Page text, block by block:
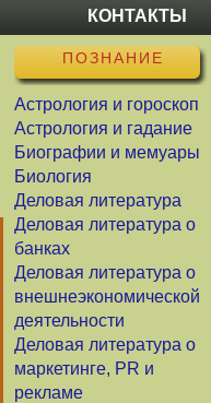
КОНТАКТЫ
ПОЗНАНИЕ
Астрология и гороскоп
Астрология и гадание
Биографии и мемуары
Биология
Деловая литература
Деловая литература о
банках
Деловая литература о
внешнеэкономической
деятельности
Деловая литература о
маркетинге, PR и
рекламе